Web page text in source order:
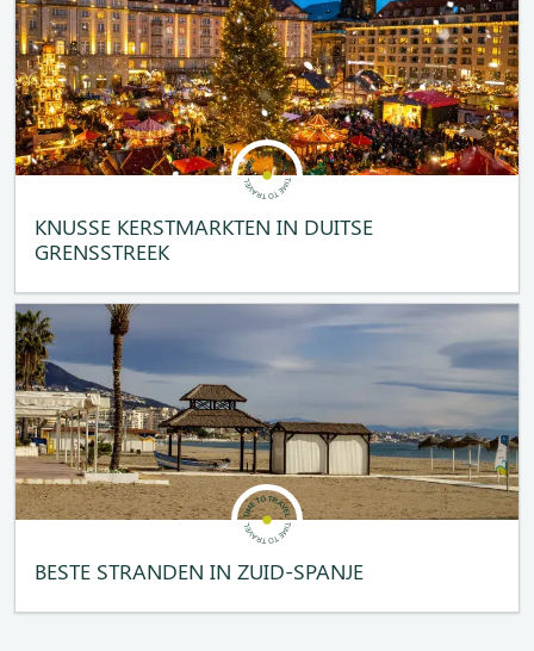
KNUSSE KERSTMARKTEN IN DUITSE
GRENSSTREEK
BESTE STRANDEN IN ZUID-SPANJE